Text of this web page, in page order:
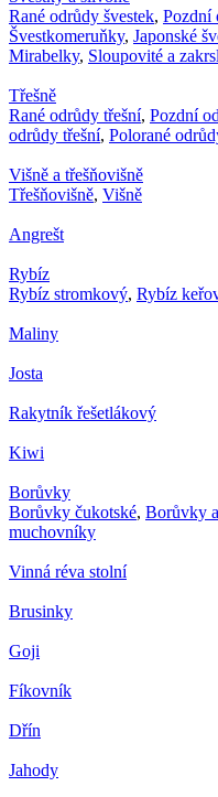
Rané odrůdy švestek, Pozdní
Švestkomeruňky, Japonské
Mirabelky, Sloupovité a
Třešně
Rané odrůdy třešní, Pozdní
odrůdy třešní, Polorané
Višně a třešňovišně
Třešňovišně, Višně
Angrešt
Rybíz
Rybíz stromkový, Rybíz
Maliny
Josta
Rakytník řešetlákový
Kiwi
Borůvky
Borůvky čukotské, Borůvky
muchovníky
Vinná réva stolní
Brusinky
Goji
Fíkovník
Dřín
Jahody